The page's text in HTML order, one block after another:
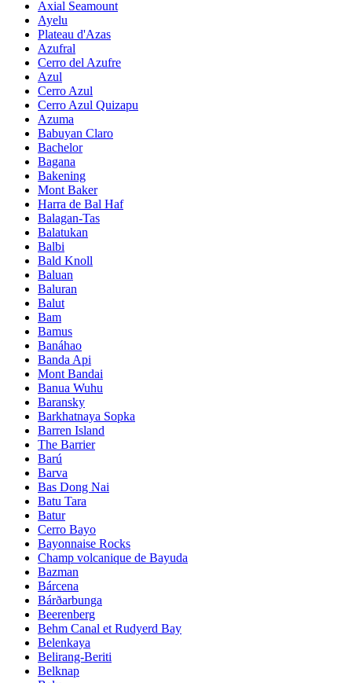
Axial Seamount
Ayelu
Plateau d'Azas
Azufral
Cerro del Azufre
Azul
Cerro Azul
Cerro Azul Quizapu
Azuma
Babuyan Claro
Bachelor
Bagana
Bakening
Mont Baker
Harra de Bal Haf
Balagan-Tas
Balatukan
Balbi
Bald Knoll
Baluan
Baluran
Balut
Bam
Bamus
Banáhao
Banda Api
Mont Bandai
Banua Wuhu
Baransky
Barkhatnaya Sopka
Barren Island
The Barrier
Barú
Barva
Bas Dong Nai
Batu Tara
Batur
Cerro Bayo
Bayonnaise Rocks
Champ volcanique de Bayuda
Bazman
Bárcena
Bárðarbunga
Beerenberg
Behm Canal et Rudyerd Bay
Belenkaya
Belirang-Beriti
Belknap